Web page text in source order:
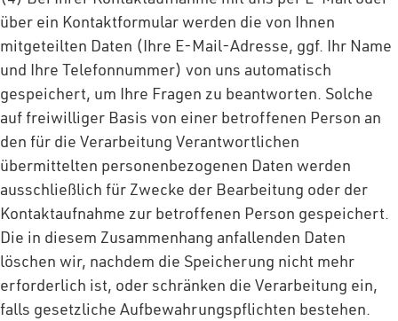
über ein Kontaktformular werden die von Ihnen
mitgeteilten Daten (Ihre E-Mail-Adresse, ggf. Ihr Name
und Ihre Telefonnummer) von uns automatisch
gespeichert, um Ihre Fragen zu beantworten. Solche
auf freiwilliger Basis von einer betroffenen Person an
den für die Verarbeitung Verantwortlichen
übermittelten personenbezogenen Daten werden
ausschließlich für Zwecke der Bearbeitung oder der
Kontaktaufnahme zur betroffenen Person gespeichert.
Die in diesem Zusammenhang anfallenden Daten
löschen wir, nachdem die Speicherung nicht mehr
erforderlich ist, oder schränken die Verarbeitung ein,
falls gesetzliche Aufbewahrungspflichten bestehen.